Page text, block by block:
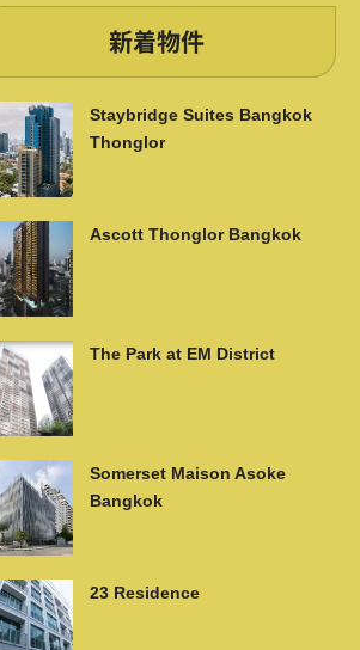
新着物件
Staybridge Suites Bangkok
Thonglor
Ascott Thonglor Bangkok
The Park at EM District
Somerset Maison Asoke
Bangkok
23 Residence